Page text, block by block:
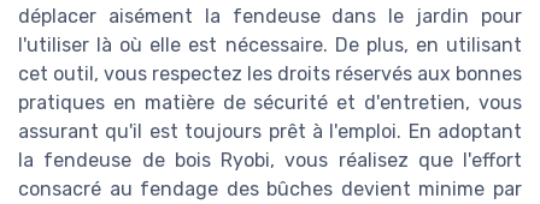
déplacer aisément la fendeuse dans le jardin pour
l'utiliser là où elle est nécessaire. De plus, en utilisant
cet outil, vous respectez les droits réservés aux bonnes
pratiques en matière de sécurité et d'entretien, vous
assurant qu'il est toujours prêt à l'emploi. En adoptant
la fendeuse de bois Ryobi, vous réalisez que l'effort
consacré au fendage des bûches devient minime par